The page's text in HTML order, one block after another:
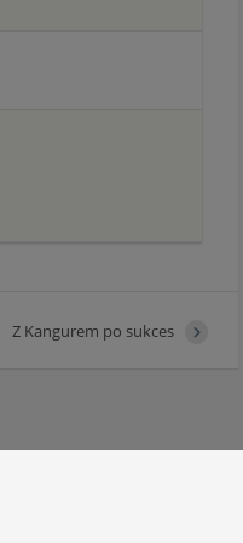
Z Kangurem po sukces